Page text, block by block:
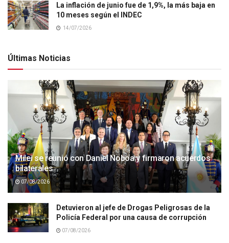
La inflación de junio fue de 1,9%, la más baja en
10 meses según el INDEC
14/07/2026
Últimas Noticias
Milei se reunió con Daniel Noboa y firmaron acuerdos
bilaterales
07/08/2026
Detuvieron al jefe de Drogas Peligrosas de la
Policía Federal por una causa de corrupción
07/08/2026